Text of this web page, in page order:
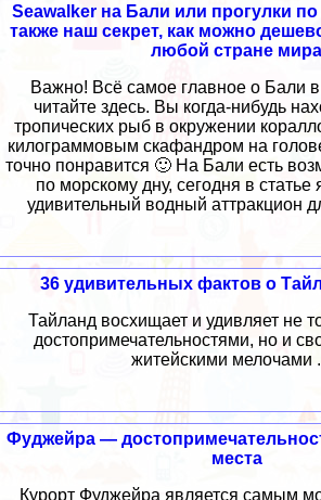
Seawalker на Бали или прогулки
также наш секрет, как можно
любой стране мира
Важно! Всё самое главное о Бали в
читайте здесь. Вы когда-нибудь
тропических рыб в окружении
килограммовым скафандром на
точно понравится 🙂 На Бали есть
по морскому дну, сегодня в статье
удивительный водный аттракцион
36 удивительных фактов о
Тайланд восхищает и удивляет не
достопримечательностями, но и
житейскими мелочами
Фуджейра —
места
Курорт Фуджейра является самым